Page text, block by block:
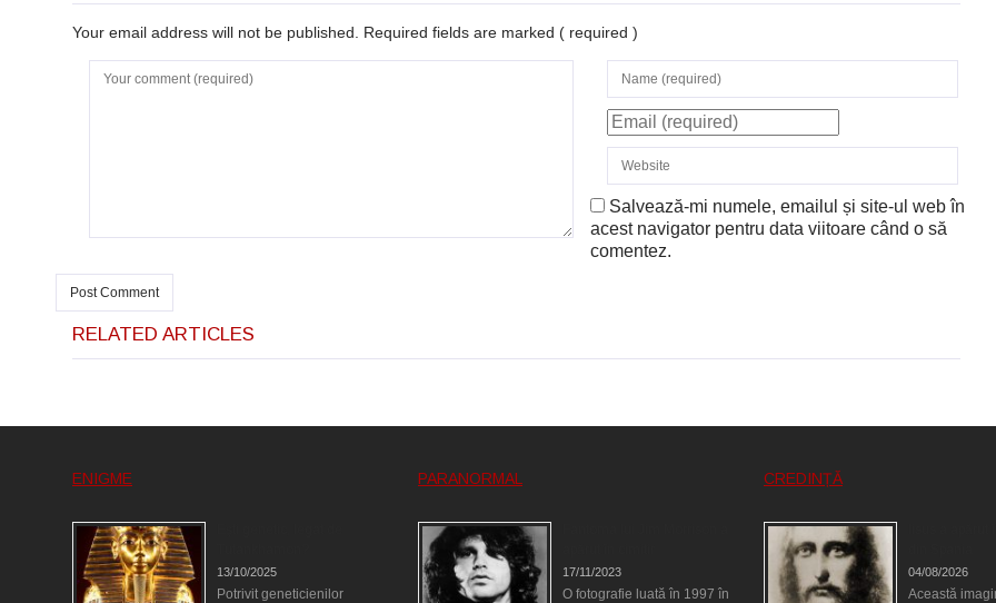
Your email address will not be published. Required fields are marked ( required )
Salvează-mi numele, emailul și site-ul web în
acest navigator pentru data viitoare când o să
comentez.
RELATED ARTICLES
ENIGME
13/10/2025
Potrivit geneticienilor
PARANORMAL
17/11/2023
O fotografie luată în 1997 în
CREDINȚĂ
04/08/2026
Această